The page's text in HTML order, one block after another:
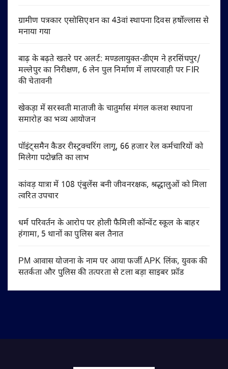
ग्रामीण पत्रकार एसोसिएशन का 43वां स्थापना दिवस हर्षोल्लास से
मनाया गया
बाढ़ के बढ़ते खतरे पर अलर्ट: मण्डलायुक्त-डीएम ने हरसिंघपुर/
मल्लेपुर का निरीक्षण, 6 लेन पुल निर्माण में लापरवाही पर FIR
की चेतावनी
खेकड़ा में सरस्वती माताजी के चातुर्मास मंगल कलश स्थापना
समारोह का भव्य आयोजन
पॉइंट्समैन कैडर रीस्ट्रक्चरिंग लागू, 66 हजार रेल कर्मचारियों को
मिलेगा पदोन्नति का लाभ
कांवड़ यात्रा में 108 एंबुलेंस बनी जीवनरक्षक, श्रद्धालुओं को मिला
त्वरित उपचार
धर्म परिवर्तन के आरोप पर होली फैमिली कॉन्वेंट स्कूल के बाहर
हंगामा, 5 थानों का पुलिस बल तैनात
PM आवास योजना के नाम पर आया फर्जी APK लिंक, युवक की
सतर्कता और पुलिस की तत्परता से टला बड़ा साइबर फ्रॉड